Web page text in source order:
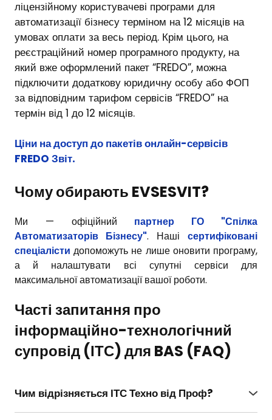
ліцензійному користувачеві програми для
автоматизації бізнесу терміном на 12 місяців на
умовах оплати за весь період. Крім цього, на
реєстраційний номер програмного продукту, на
який вже оформлений пакет “FREDO”, можна
підключити додаткову юридичну особу або ФОП
за відповідним тарифом сервісів “FREDO” на
термін від 1 до 12 місяців.
Ціни на доступ до пакетів онлайн-сервісів
FREDO Звіт.
Чому обирають EVSESVIT?
Ми — офіційний партнер ГО "Спілка
Автоматизаторів Бізнесу". Наші сертифіковані
спеціалісти допоможуть не лише оновити програму,
а й налаштувати всі супутні сервіси для
максимальної автоматизації вашої роботи.
Часті запитання про
інформаційно-технологічний
супровід (ІТС) для BAS (FAQ)
Чим відрізняється ІТС Техно від Проф?